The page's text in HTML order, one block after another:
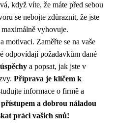
když víte, že máte před sebou
se nebojte zdůraznit, že jste
maximálně vyhovuje.
motivaci. Zaměřte se na vaše
odpovídají požadavkům dané
a popsat, jak jste v
Příprava je klíčem k
informace o firmě a
a dobrou náladou
práci vašich snů!